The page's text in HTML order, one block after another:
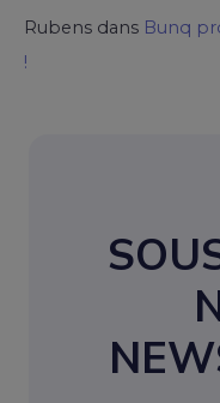
Rubens dans Bunq
!